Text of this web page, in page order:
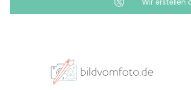
Wir erstellen